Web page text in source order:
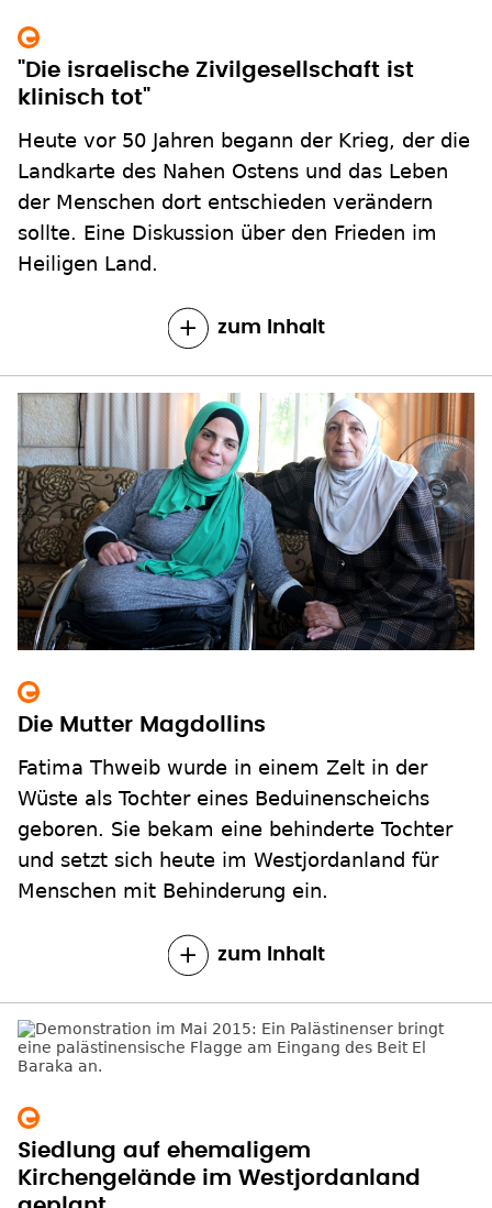
klinisch tot"
Heute vor 50 Jahren begann der Krieg, der die
Landkarte des Nahen Ostens und das Leben
der Menschen dort entschieden verändern
sollte. Eine Diskussion über den Frieden im
Heiligen Land.
Die Mutter Magdollins
Fatima Thweib wurde in einem Zelt in der
Wüste als Tochter eines Beduinenscheichs
geboren. Sie bekam eine behinderte Tochter
und setzt sich heute im Westjordanland für
Menschen mit Behinderung ein.
zum Inhalt
Siedlung auf ehemaligem
Kirchengelände im Westjordanland
geplant
zwischen Bethlehem und Hebron war erst
kirchliches Krankenhaus und später
Pilgerherberge. Nach dem Verkauf wird es nun